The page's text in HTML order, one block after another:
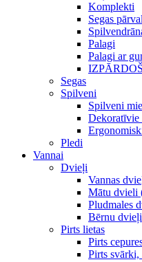
Komplekti
Segas
Palagi
Palagi ar
Segas
Spilveni
Spilveni
Dekoratīvie
Pledi
Vannai
Dvieļi
Vannas
Mātu dvieli
Pludmales
Bērnu dvieļi
Pirts lietas
Pirts
Pirts